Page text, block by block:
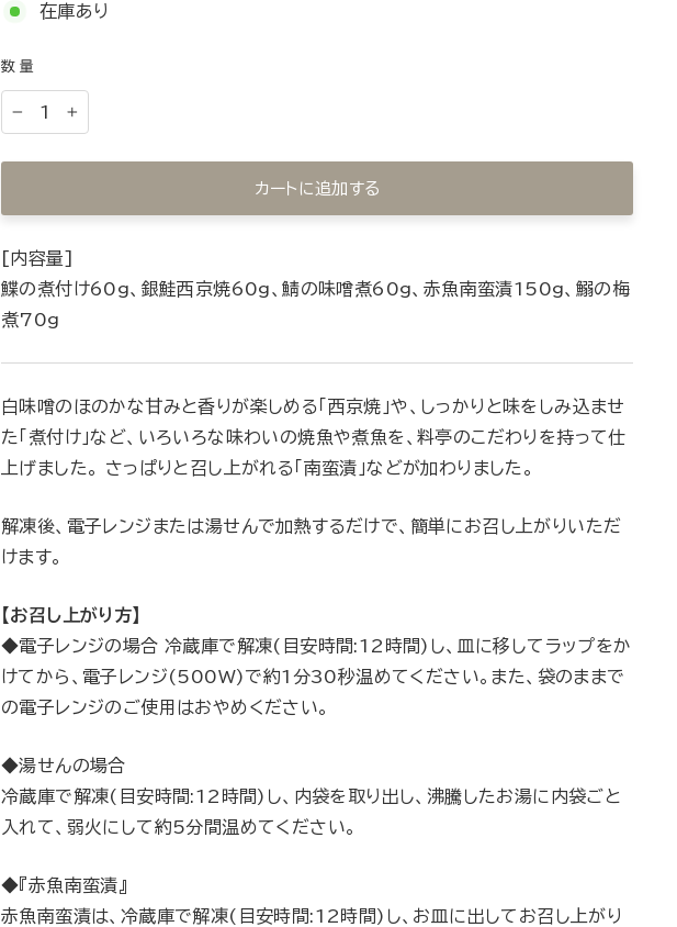
在庫あり
数量
カートに追加する
[内容量]
鰈の煮付け60g、銀鮭西京焼60g、鯖の味噌煮60g、赤魚南蛮漬150g、鰯の梅
煮70g
白味噌のほのかな甘みと香りが楽しめる「西京焼」や、しっかりと味をしみ込ませ
た「煮付け」など、いろいろな味わいの焼魚や煮魚を、料亭のこだわりを持って仕
上げました。 さっぱりと召し上がれる 「南蛮漬」などが加わりました。
解凍後、電子レンジまたは湯せんで加熱するだけで、簡単にお召し上がりいただ
けます。
【お召し上がり方】
◆電子レンジの場合 冷蔵庫で解凍(目安時間:12時間)し、皿に移してラップをか
けてから、電子レンジ(500W)で約1分30秒温めてください。また、袋のままで
の電子レンジのご使用はおやめください。
◆湯せんの場合
冷蔵庫で解凍(目安時間:12時間)し、内袋を取り出し、沸騰したお湯に内袋ごと
入れて、弱火にして約5分間温めてください。
◆『赤魚南蛮漬』
赤魚南蛮漬は、冷蔵庫で解凍(目安時間:12時間)し、お皿に出してお召し上がり